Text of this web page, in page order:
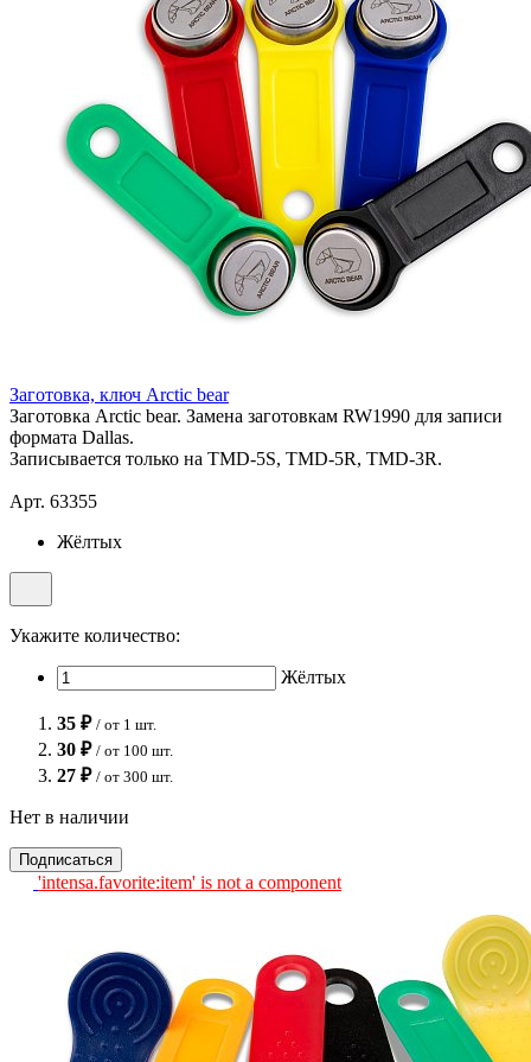
Заготовка, ключ Arctic bear
Заготовка Arctic bear. Замена заготовкам RW1990 для записи
формата Dallas.
Записывается только на TMD-5S, TMD-5R, TMD-3R.
Арт. 63355
Жёлтых
Укажите количество:
Жёлтых
35 ₽ / от 1 шт.
30 ₽ / от 100 шт.
27 ₽ / от 300 шт.
Нет в наличии
Подписаться
'intensa.favorite:item' is not a component